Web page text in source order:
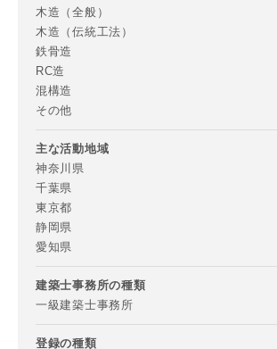
木造（全般）
木造（伝統工法）
鉄骨造
RC造
混構造
その他
主な活動地域
神奈川県
千葉県
東京都
静岡県
愛知県
建築士事務所の種類
一級建築士事務所
登録の種類